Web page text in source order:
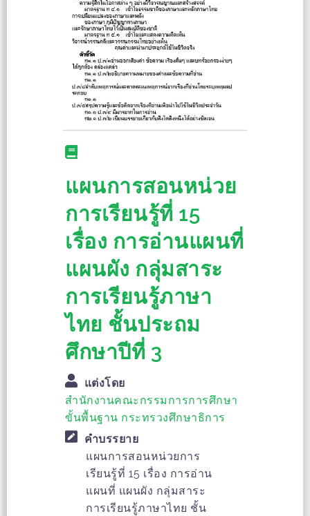
แผนการสอนหน่วย
การเรียนรู้ที่ 15
เรื่อง การอ่านแผนที่
แผนผัง กลุ่มสาระ
การเรียนรู้ภาษา
ไทย ชั้นประถม
ศึกษาปีที่ 3
แต่งโดย
สำนักงานคณะกรรมการการศึกษา
ขั้นพื้นฐาน กระทรวงศึกษาธิการ
คำบรรยาย
แผนการสอนหน่วยการ
เรียนรู้ที่ 15 เรื่อง การอ่าน
แผนที่ แผนผัง กลุ่มสาระ
การเรียนรู้ภาษาไทย ชั้น